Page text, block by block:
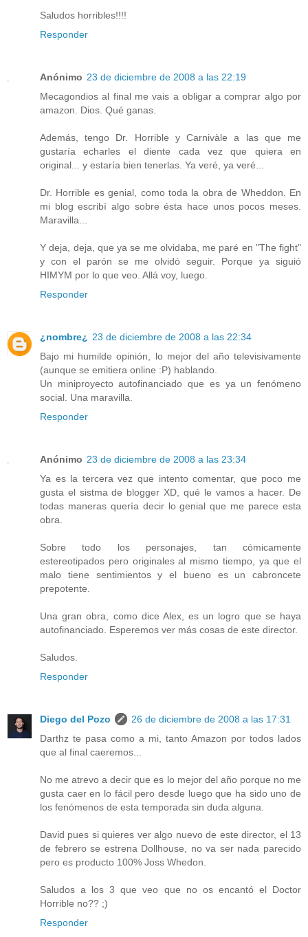
Saludos horribles!!!!
Responder
Anónimo 23 de diciembre de 2008 a las 22:19
Mecagondios al final me vais a obligar a comprar algo por
amazon. Dios. Qué ganas.
Además, tengo Dr. Horrible y Carnivàle a las que me
gustaría echarles el diente cada vez que quiera en
original... y estaría bien tenerlas. Ya veré, ya veré...
Dr. Horrible es genial, como toda la obra de Wheddon. En
mi blog escribí algo sobre ésta hace unos pocos meses.
Maravilla...
Y deja, deja, que ya se me olvidaba, me paré en "The fight"
y con el parón se me olvidó seguir. Porque ya siguió
HIMYM por lo que veo. Allá voy, luego.
Responder
¿nombre¿
23 de diciembre de 2008 a las 22:34
Bajo mi humilde opinión, lo mejor del año televisivamente
(aunque se emitiera online :P) hablando.
Un miniproyecto autofinanciado que es ya un fenómeno
social. Una maravilla.
Responder
Anónimo 23 de diciembre de 2008 a las 23:34
Ya es la tercera vez que intento comentar, que poco me
gusta el sistma de blogger XD, qué le vamos a hacer. De
todas maneras quería decir lo genial que me parece esta
obra.
Sobre todo los personajes, tan cómicamente
estereotipados pero originales al mismo tiempo, ya que el
malo tiene sentimientos y el bueno es un cabroncete
prepotente.
Una gran obra, como dice Alex, es un logro que se haya
autofinanciado. Esperemos ver más cosas de este director.
Saludos.
Responder
Diego del Pozo
26 de diciembre de 2008 a las 17:31
Darthz te pasa como a mi, tanto Amazon por todos lados
que al final caeremos...
No me atrevo a decir que es lo mejor del año porque no me
gusta caer en lo fácil pero desde luego que ha sido uno de
los fenómenos de esta temporada sin duda alguna.
David pues si quieres ver algo nuevo de este director, el 13
de febrero se estrena Dollhouse, no va ser nada parecido
pero es producto 100% Joss Whedon.
Saludos a los 3 que veo que no os encantó el Doctor
Horrible no?? ;)
Responder